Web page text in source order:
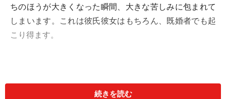
ちのほうが大きくなった瞬間、大きな苦しみに包まれて
しまいます。これは彼氏彼女はもちろん、既婚者でも起
こり得ます。
続きを読む